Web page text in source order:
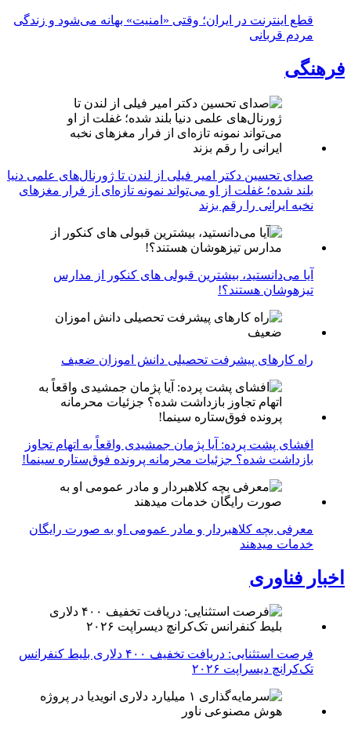
قطع اینترنت در ایران؛ وقتی «امنیت» بهانه می‌شود و زندگی
مردم قربانی
فرهنگی
صدای تحسین دکتر امیر فیلی از لندن تا ژورنال‌های علمی دنیا
بلند شده؛ غفلت از او می‌تواند نمونه تازه‌ای از فرار مغزهای
نخبه ایرانی را رقم بزند
آیا می‌دانستید، بیشترین قبولی های کنکور از مدارس
تیزهوشان هستند؟!
راه کارهای پیشرفت تحصیلی دانش اموزان ضعیف
افشای پشت پرده: آیا پژمان جمشیدی واقعاً به اتهام تجاوز
بازداشت شده؟ جزئیات محرمانه پرونده فوق‌ستاره سینما!
معرفی بچه کلاهبردار و مادر عمومی او به صورت رایگان
خدمات میدهند
اخبار فناوری
فرصت استثنایی: دریافت تخفیف ۴۰۰ دلاری بلیط کنفرانس
تک‌کرانچ دیسراپت ۲۰۲۶